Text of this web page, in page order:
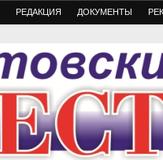
РЕДАКЦИЯ ДОКУМЕНТЫ